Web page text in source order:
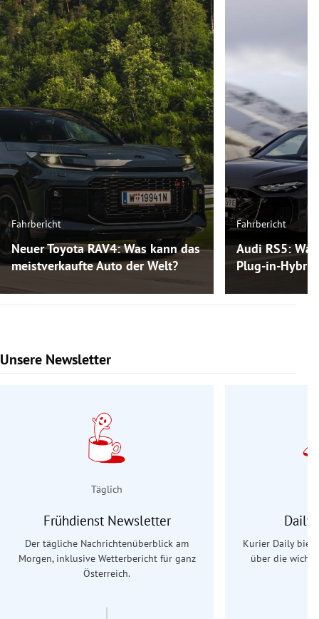
Fahrbericht
Neuer Toyota RAV4: Was kann das
meistverkaufte Auto der Welt?
Fahrbericht
Audi RS5:
Plug-in-
Unsere Newsletter
Slide 1 von 9
Täglich
Frühdienst Newsletter
Der tägliche Nachrichtenüberblick am
Morgen, inklusive Wetterbericht für ganz
Österreich.
Daily
Kurier Daily
über die